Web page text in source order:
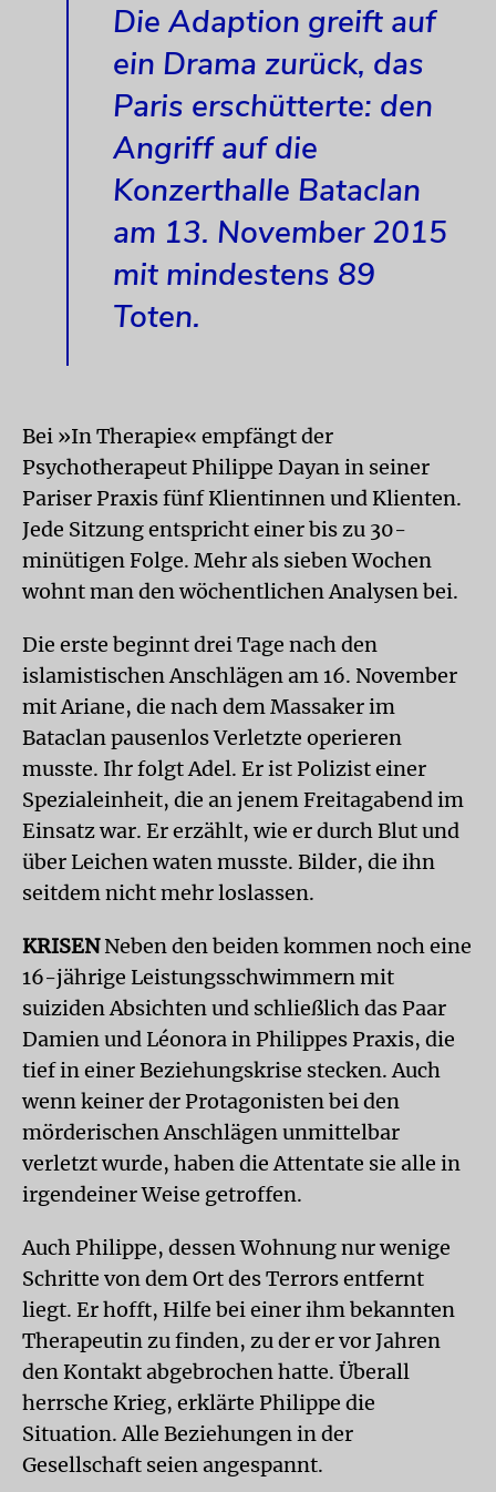
Die Adaption greift auf
ein Drama zurück, das
Paris erschütterte: den
Angriff auf die
Konzerthalle Bataclan
am 13. November 2015
mit mindestens 89
Toten.
Bei »In Therapie« empfängt der
Psychotherapeut Philippe Dayan in seiner
Pariser Praxis fünf Klientinnen und Klienten.
Jede Sitzung entspricht einer bis zu 30-
minütigen Folge. Mehr als sieben Wochen
wohnt man den wöchentlichen Analysen bei.
Die erste beginnt drei Tage nach den
islamistischen Anschlägen am 16. November
mit Ariane, die nach dem Massaker im
Bataclan pausenlos Verletzte operieren
musste. Ihr folgt Adel. Er ist Polizist einer
Spezialeinheit, die an jenem Freitagabend im
Einsatz war. Er erzählt, wie er durch Blut und
über Leichen waten musste. Bilder, die ihn
seitdem nicht mehr loslassen.
KRISENNeben den beiden kommen noch eine
16-jährige Leistungsschwimmern mit
suiziden Absichten und schließlich das Paar
Damien und Léonora in Philippes Praxis, die
tief in einer Beziehungskrise stecken. Auch
wenn keiner der Protagonisten bei den
mörderischen Anschlägen unmittelbar
verletzt wurde, haben die Attentate sie alle in
irgendeiner Weise getroffen.
Auch Philippe, dessen Wohnung nur wenige
Schritte von dem Ort des Terrors entfernt
liegt. Er hofft, Hilfe bei einer ihm bekannten
Therapeutin zu finden, zu der er vor Jahren
den Kontakt abgebrochen hatte. Überall
herrsche Krieg, erklärte Philippe die
Situation. Alle Beziehungen in der
Gesellschaft seien angespannt.